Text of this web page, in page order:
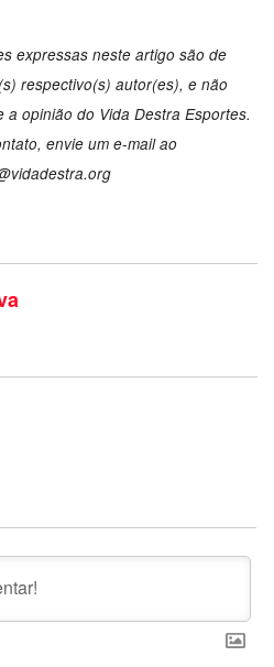
expressas neste artigo são de
respectivo(s) autor(es), e não
a opinião do Vida Destra Esportes.
envie um e-mail ao